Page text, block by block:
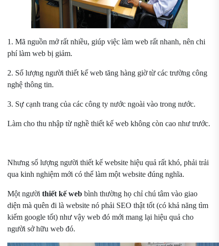
1. Mã nguồn mở rất nhiều, giúp việc làm web rất nhanh, nên chi
phí làm web bị giảm.
2. Số lượng người thiết kế web tăng hàng giờ từ các trường công
nghệ thông tin.
3. Sự cạnh trang của các công ty nước ngoài vào trong nước.
Làm cho thu nhập từ nghề thiết kế web không còn cao như trước.
Nhưng số lượng người thiết kế website hiệu quả rất khó, phải trải
qua kinh nghiệm mới có thể làm một website đúng nghĩa.
Một người thiết kế web bình thường họ chỉ chú tâm vào giao
diện mà quên đi là website nó phải SEO thật tốt (có khả năng tìm
kiếm google tốt) như vậy web đó mới mang lại hiệu quả cho
người sở hữu web đó.